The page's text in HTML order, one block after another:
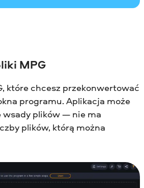
MPG
które chcesz przekonwertować
programu. Aplikacja może
plików — nie ma
plików, którą można